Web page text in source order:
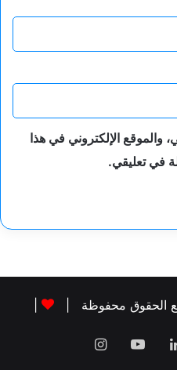
والموقع الإلكتروني في هذا
في تعليقي.
لينكدإن‫YouTubeانستقرام